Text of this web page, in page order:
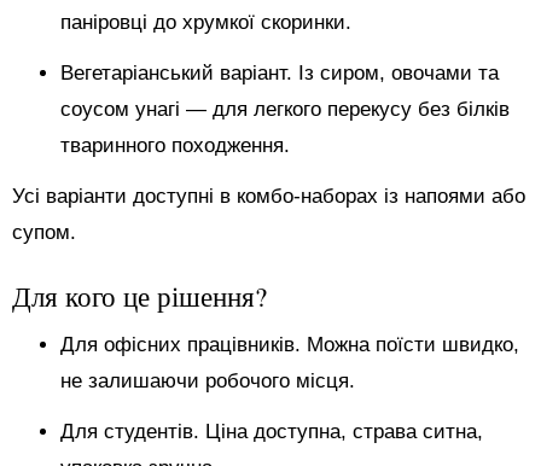
паніровці до хрумкої скоринки.
Вегетаріанський варіант. Із сиром, овочами та
соусом унагі — для легкого перекусу без білків
тваринного походження.
Усі варіанти доступні в комбо-наборах із напоями або
супом.
Для кого це рішення?
Для офісних працівників. Можна поїсти швидко,
не залишаючи робочого місця.
Для студентів. Ціна доступна, страва ситна,